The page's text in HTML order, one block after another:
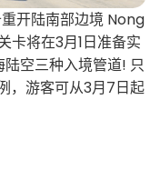
开陆南部边境 Nong
将在3月1日准备实
空三种入境管道! 只
，游客可从3月7日起